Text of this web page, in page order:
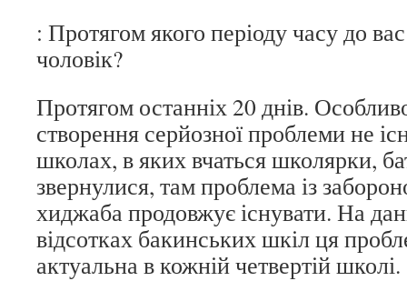
: Протягом якого періоду часу до
чоловік?
Протягом останніх 20 днів.
створення серйозної проблеми не
школах, в яких вчаться школярки,
звернулися, там проблема із
хиджаба продовжує існувати. На
відсотках бакинських шкіл ця
актуальна в кожній четвертій школі.